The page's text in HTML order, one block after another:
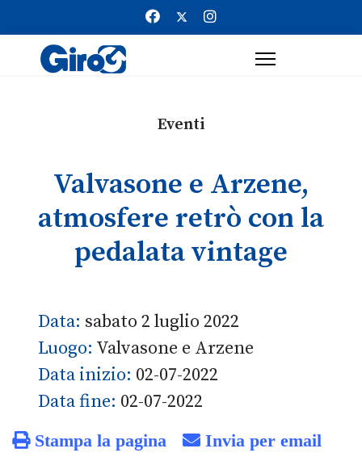
Eventi
Valvasone e Arzene,
atmosfere retrò con la
pedalata vintage
Data: sabato 2 luglio 2022
Luogo: Valvasone e Arzene
Data inizio: 02-07-2022
Data fine: 02-07-2022
Stampa la pagina Invia per email